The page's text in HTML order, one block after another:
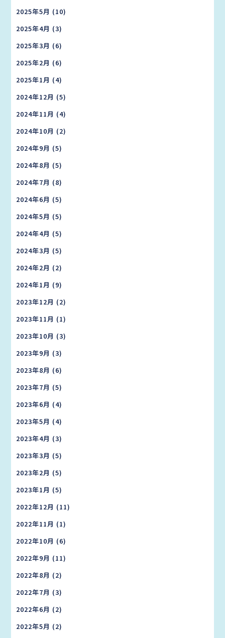
2025年5月 (10)
2025年4月 (3)
2025年3月 (6)
2025年2月 (6)
2025年1月 (4)
2024年12月 (5)
2024年11月 (4)
2024年10月 (2)
2024年9月 (5)
2024年8月 (5)
2024年7月 (8)
2024年6月 (5)
2024年5月 (5)
2024年4月 (5)
2024年3月 (5)
2024年2月 (2)
2024年1月 (9)
2023年12月 (2)
2023年11月 (1)
2023年10月 (3)
2023年9月 (3)
2023年8月 (6)
2023年7月 (5)
2023年6月 (4)
2023年5月 (4)
2023年4月 (3)
2023年3月 (5)
2023年2月 (5)
2023年1月 (5)
2022年12月 (11)
2022年11月 (1)
2022年10月 (6)
2022年9月 (11)
2022年8月 (2)
2022年7月 (3)
2022年6月 (2)
2022年5月 (2)